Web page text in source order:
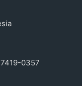
0357